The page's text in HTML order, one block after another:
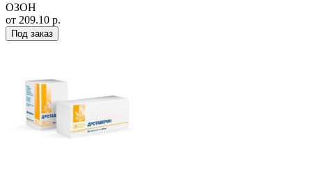
ОЗОН
от 209.10 р.
Под заказ